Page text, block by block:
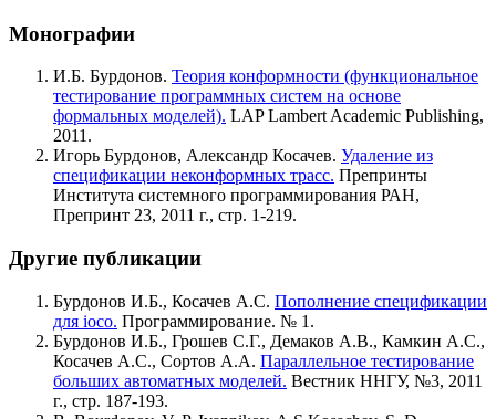
Монографии
И.Б. Бурдонов. Теория конформности (функциональное
тестирование программных систем на основе
формальных моделей). LAP Lambert Academic Publishing,
2011.
Игорь Бурдонов, Александр Косачев. Удаление из
спецификации неконформных трасс. Препринты
Института системного программирования РАН,
Препринт 23, 2011 г., стр. 1-219.
Другие публикации
Бурдонов И.Б., Косачев А.С. Пополнение спецификации
для ioco. Программирование. № 1.
Бурдонов И.Б., Грошев С.Г., Демаков А.В., Камкин А.С.,
Косачев А.С., Сортов А.А. Параллельное тестирование
больших автоматных моделей. Вестник ННГУ, №3, 2011
г., стр. 187-193.